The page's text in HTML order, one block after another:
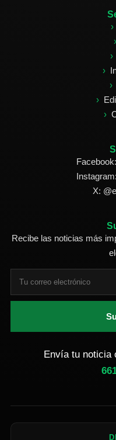
X:
Recibe las noticias más
Envía tu noticia